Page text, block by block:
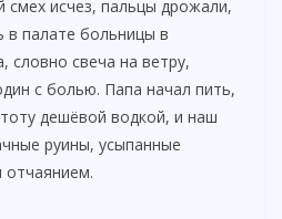
исчез, пальцы дрожали,
в палате больницы в
словно свеча на ветру,
с болью. Папа начал пить,
дешёвой водкой, и наш
руины, усыпанные